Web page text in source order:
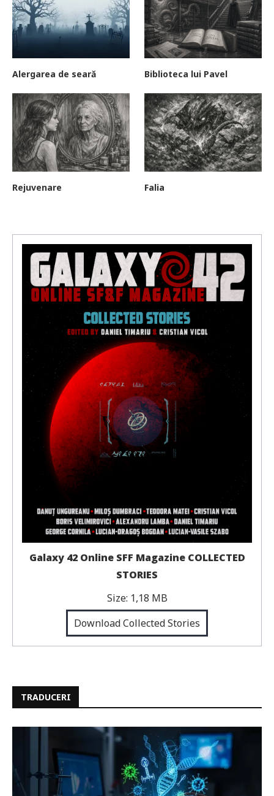
Alergarea de seară Biblioteca lui Pavel
Rejuvenare Falia
Galaxy 42 Online SFF Magazine COLLECTED
STORIES
Size: 1,18 MB
Download Collected Stories
TRADUCERI